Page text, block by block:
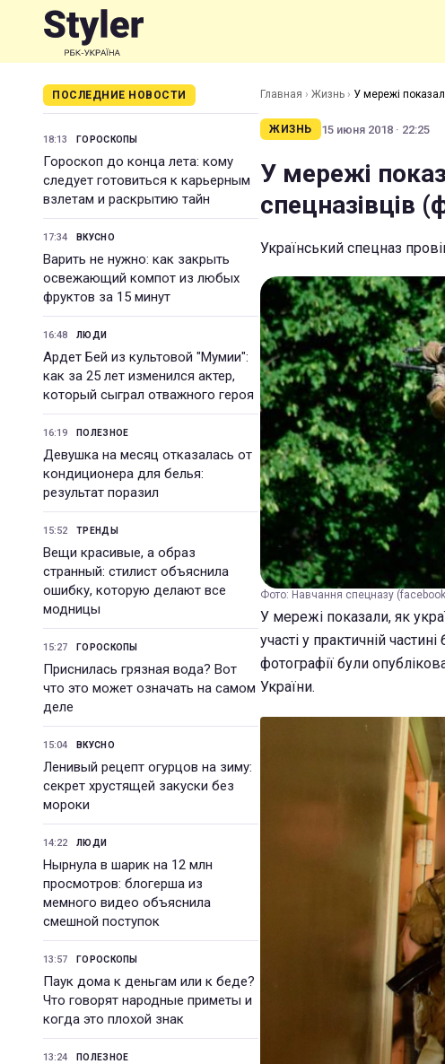
ПОСЛЕДНИЕ НОВОСТИ
18:13 ГОРОСКОПЫ
Гороскоп до конца лета: кому
следует готовиться к карьерным
взлетам и раскрытию тайн
17:34 ВКУСНО
Варить не нужно: как закрыть
освежающий компот из любых
фруктов за 15 минут
16:48 ЛЮДИ
Ардет Бей из культовой "Мумии":
как за 25 лет изменился актер,
который сыграл отважного героя
16:19 ПОЛЕЗНОЕ
Девушка на месяц отказалась от
кондиционера для белья:
результат поразил
15:52 ТРЕНДЫ
Вещи красивые, а образ
странный: стилист объяснила
ошибку, которую делают все
модницы
15:27 ГОРОСКОПЫ
Приснилась грязная вода? Вот
что это может означать на самом
деле
15:04 ВКУСНО
Ленивый рецепт огурцов на зиму:
секрет хрустящей закуски без
мороки
14:22 ЛЮДИ
Нырнула в шарик на 12 млн
просмотров: блогерша из
мемного видео объяснила
смешной поступок
13:57 ГОРОСКОПЫ
Паук дома к деньгам или к беде?
Что говорят народные приметы и
когда это плохой знак
13:24 ПОЛЕЗНОЕ
Главная › Жизнь › У мережі
ЖИЗНЬ 15 июня 2018 · 22:25
У мережі
спецназівців
Український спецназ
Фото: Навчання спецназу
У мережі показали, як
участі у практичній
фотографії були
України.